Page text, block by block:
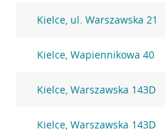
Kielce, ul. Warszawska 21
Kielce, Wapiennikowa 40
Kielce, Warszawska 143D
Kielce, Warszawska 143D